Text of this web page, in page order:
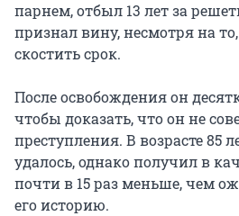
парнем, отбыл 13 лет за
признал вину, несмотря на
скостить срок.
После освобождения он
чтобы доказать, что он не
преступления. В возрасте 85
удалось, однако получил в
почти в 15 раз меньше, чем
его историю.